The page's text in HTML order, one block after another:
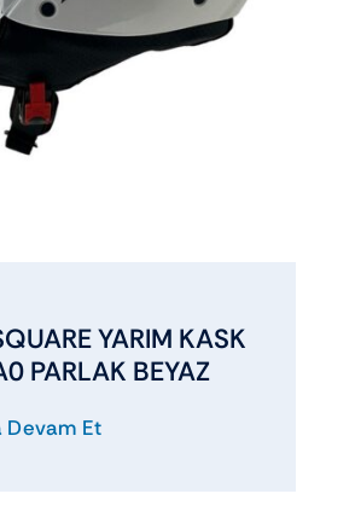
YARIM KASK
PARLAK BEYAZ
Devam Et